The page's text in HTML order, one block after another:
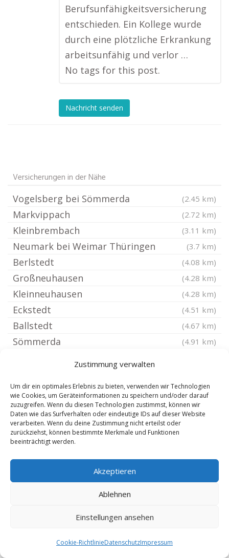
Zustimmung verwalten
Um dir ein optimales Erlebnis zu bieten, verwenden wir Technologien
wie Cookies, um Geräteinformationen zu speichern und/oder darauf
zuzugreifen. Wenn du diesen Technologien zustimmst, können wir
Daten wie das Surfverhalten oder eindeutige IDs auf dieser Website
verarbeiten. Wenn du deine Zustimmung nicht erteilst oder
zurückziehst, können bestimmte Merkmale und Funktionen
beeinträchtigt werden.
Akzeptieren
Ablehnen
Einstellungen ansehen
Cookie-RichtlinieDatenschutzImpressum
Berufsunfähigkeitsversicherung
entschieden. Ein Kollege wurde
durch eine plötzliche Erkrankung
arbeitsunfähig und verlor …
No tags for this post.
Nachricht senden
Versicherungen in der Nähe
Vogelsberg bei Sömmerda (2.45 km)
Markvippach (2.72 km)
Kleinbrembach (3.11 km)
Neumark bei Weimar Thüringen (3.7 km)
Berlstedt (4.08 km)
Großneuhausen (4.28 km)
Kleinneuhausen (4.28 km)
Eckstedt (4.51 km)
Ballstedt (4.67 km)
Sömmerda (4.91 km)
Krautheim bei Weimar Thüringen
Schwerstedt bei Weimar Thüringen (5 km)
Großbrembach (5.06 km)
Daasdorf am Berge
Ellersleben
Ramsla (5.86 km)
Alperstedt